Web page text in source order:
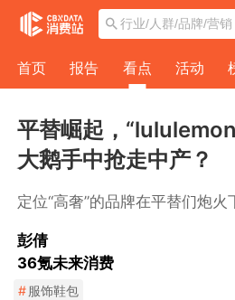
首页 报告 看点 活动
平替崛起，
大鹅手中抢走中产？
定位“高奢”的品牌在平替们炮火
彭倩
36氪未来消费
#服饰鞋包